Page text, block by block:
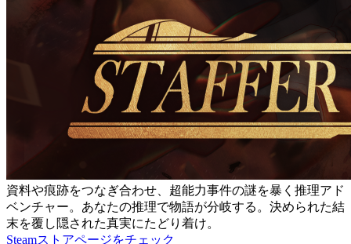
資料や痕跡をつなぎ合わせ、超能力事件の謎を暴く推理アド
ベンチャー。あなたの推理で物語が分岐する。決められた結
末を覆し隠された真実にたどり着け。
Steamストアページをチェック